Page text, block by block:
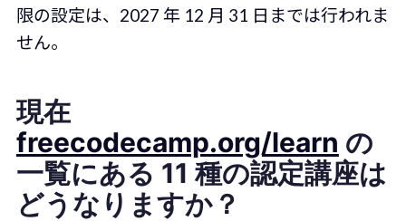
限の設定は、2027 年 12 月 31 日までは行われま
せん。
現在
freecodecamp.org/learn の
一覧にある 11 種の認定講座は
どうなりますか？